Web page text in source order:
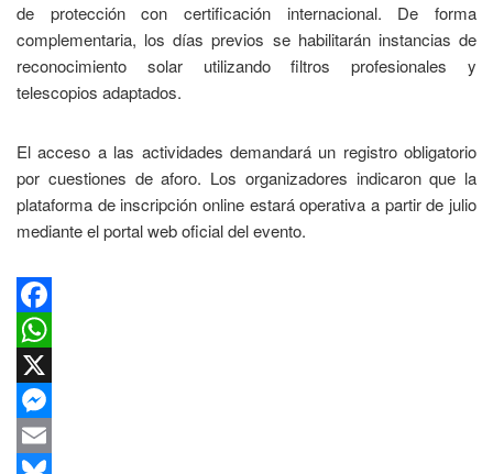
de protección con certificación internacional. De forma
complementaria, los días previos se habilitarán instancias de
reconocimiento solar utilizando filtros profesionales y
telescopios adaptados.
El acceso a las actividades demandará un registro obligatorio
por cuestiones de aforo. Los organizadores indicaron que la
plataforma de inscripción online estará operativa a partir de julio
mediante el portal web oficial del evento.
Facebook
WhatsApp
X
Messenger